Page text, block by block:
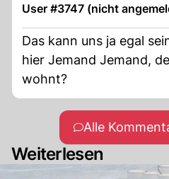
User #3747 (nicht
Das kann uns ja egal
hier Jemand Jemand,
wohnt?
Alle
Weiterlesen